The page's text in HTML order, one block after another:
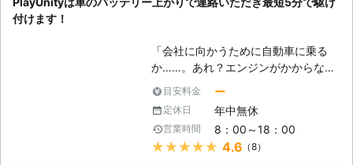
消いたします。 もしも車のバッテリ
がお客様により良い快適な旅行ライフ
や快適で明るいカーライフを提供いた
けられるようになったのです。 この
することができます。もしも車のエン
ジンが止まった場合、弊社までご連絡
くださいませ。連絡後、弊社スタッフ
がお客様の元へ駆けつけて車のバッテ
リーを充電させていただきます。
付けます！
「会社に向かうために自動車に乗る
か……。あれ？エンジンがかからな
い！」 出勤前に車が動かないと、焦
りますよね。当たり前のように動くと
思っていたので、今から電車で会社に
行こうにも、遅刻してしまうかもしれ
ません。「どうせ遅刻するなら、車が
目安料金 ー
定休日 年中無休
営業時間 8：00～18：00
★★★★★ 4.6 （8）